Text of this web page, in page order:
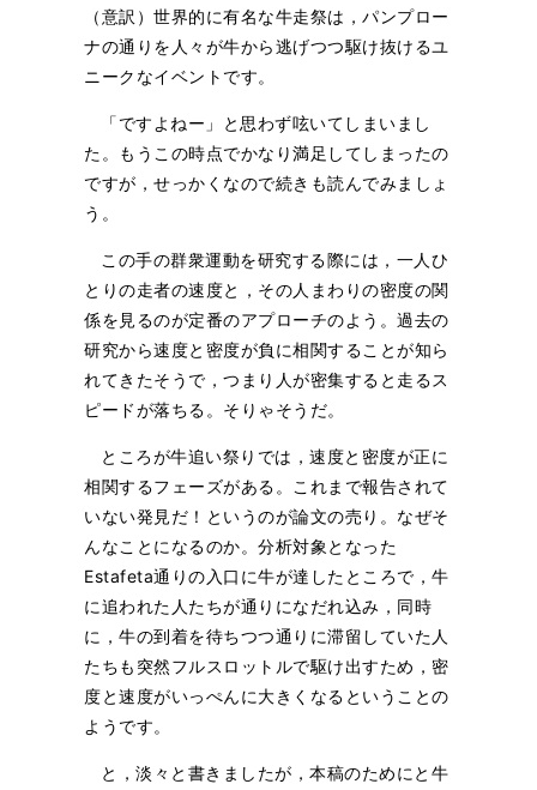
（意訳）世界的に有名な牛走祭は，パンプロー
ナの通りを人々が牛から逃げつつ駆け抜けるユ
ニークなイベントです。
「ですよねー」と思わず呟いてしまいまし
た。もうこの時点でかなり満足してしまったの
ですが，せっかくなので続きも読んでみましょ
う。
この手の群衆運動を研究する際には，一人ひ
とりの走者の速度と，その人まわりの密度の関
係を見るのが定番のアプローチのよう。過去の
研究から速度と密度が負に相関することが知ら
れてきたそうで，つまり人が密集すると走るス
ピードが落ちる。そりゃそうだ。
ところが牛追い祭りでは，速度と密度が正に
相関するフェーズがある。これまで報告されて
いない発見だ！というのが論文の売り。なぜそ
んなことになるのか。分析対象となった
Estafeta通りの入口に牛が達したところで，牛
に追われた人たちが通りになだれ込み，同時
に，牛の到着を待ちつつ通りに滞留していた人
たちも突然フルスロットルで駆け出すため，密
度と速度がいっぺんに大きくなるということの
ようです。
と，淡々と書きましたが，本稿のためにと牛